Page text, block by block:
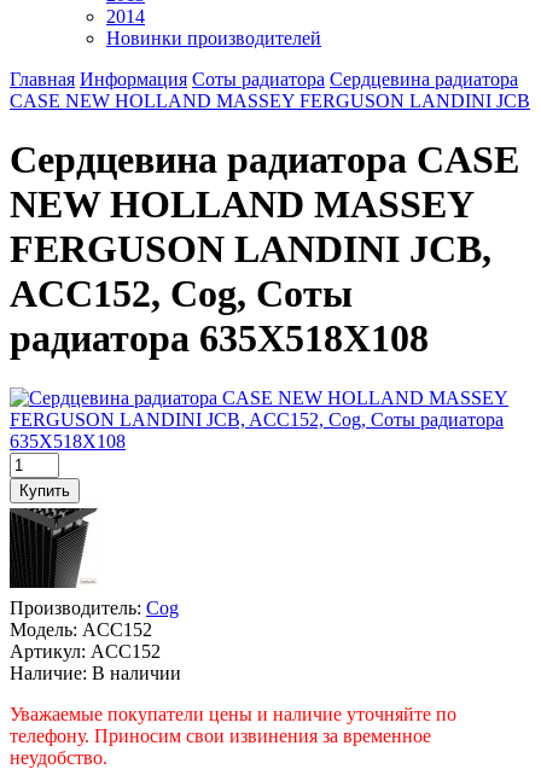
2014
Новинки производителей
Главная Информация Соты радиатора Сердцевина радиатора
CASE NEW HOLLAND MASSEY FERGUSON LANDINI JCB
Сердцевина радиатора CASE
NEW HOLLAND MASSEY
FERGUSON LANDINI JCB,
ACC152, Cog, Соты
радиатора 635Х518Х108
Производитель: Cog
Модель: ACC152
Артикул: ACC152
Наличие: В наличии
Уважаемые покупатели цены и наличие уточняйте по
телефону. Приносим свои извинения за временное
неудобство.